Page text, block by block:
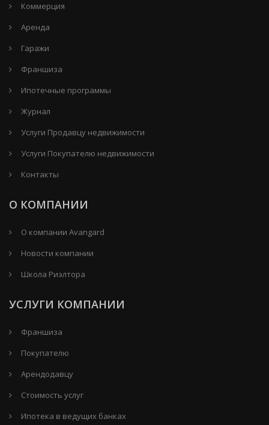
Коммерция
Аренда
Гаражи
Франшиза
Ипотечные программы
Журнал
Услуги Продавцу недвижимости
Услуги Покупателю недвижимости
Контакты
О КОМПАНИИ
О компании Avangard
Новости компании
Школа Риэлтора
УСЛУГИ КОМПАНИИ
Франшиза
Покупателю
Арендодавцу
Стоимость услуг
Ипотека в ведущих банках